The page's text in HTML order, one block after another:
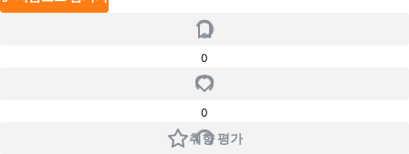
0
0
취향 평가